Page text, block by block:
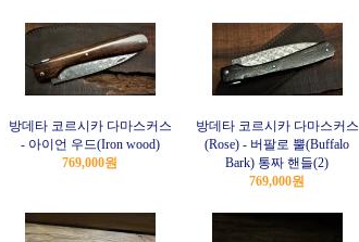
방데타 코르시카 다마스커스
- 아이언 우드(Iron wood)
769,000원
방데타 코르시카 다마스커스
(Rose) - 버팔로 뿔(Buffalo
Bark) 통짜 핸들(2)
769,000원